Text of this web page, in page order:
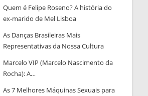
Quem é Felipe Roseno? A história do
ex-marido de Mel Lisboa
As Danças Brasileiras Mais
Representativas da Nossa Cultura
Marcelo VIP (Marcelo Nascimento da
Rocha): A…
As 7 Melhores Máquinas Sexuais para